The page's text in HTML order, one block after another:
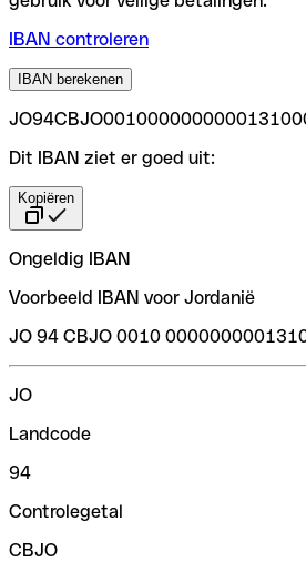
IBAN controleren
IBAN berekenen
Dit IBAN ziet er goed uit:
Kopiëren
Ongeldig IBAN
Voorbeeld IBAN voor Jordanië
JO 94 CBJO 0010
JO
Landcode
94
Controlegetal
CBJO